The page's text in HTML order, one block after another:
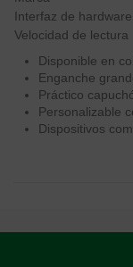
Interfaz de hardware
Velocidad de lectura
Disponible en
Enganche
Práctico
Personalizable
Dispositivos